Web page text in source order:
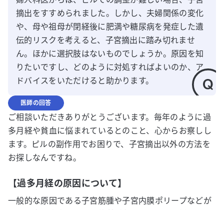
摘出をすすめられました。しかし、夫婦関係の変化
や、母や祖母が閉経後に肥満や糖尿病を発症した遺
伝的リスクを考えると、子宮摘出に踏み切れませ
ん。ほかに選択肢はないものでしょうか。原因を知
りたいですし、どのように対処すればよいのか、ア
ドバイスをいただけると助かります。
医師の回答
ご相談いただきありがとうございます。毎年のように過
多月経や貧血に悩まれているとのこと、心からお察しし
ます。ピルの副作用でお困りで、子宮摘出以外の方法を
お探しなんですね。
【過多月経の原因について】
一般的な原因である子宮筋腫や子宮内膜ポリープなどが